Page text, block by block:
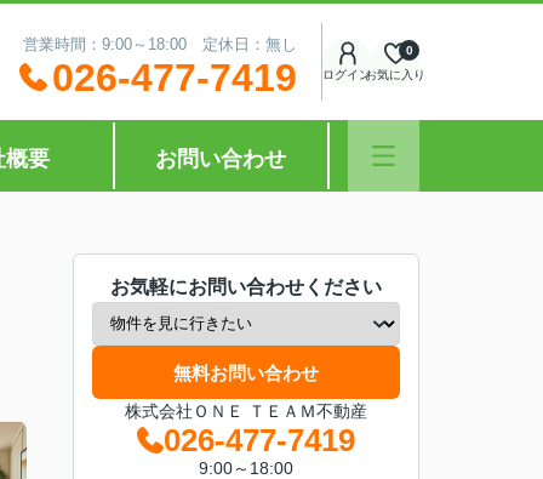
営業時間：9:00～18:00 定休日：無し
026-477-7419 ログインお気に入り
0
概要 お問い合わせ
お気軽にお問い合わせください
無料お問い合わせ
株式会社ＯＮＥ ＴＥＡＭ不動産
026-477-7419
9:00～18:00